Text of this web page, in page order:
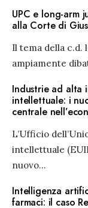
UPC e long-arm
alla Corte di
Il tema della c.d.
ampiamente
Industrie ad alta
intellettuale: i
centrale
L’Ufficio
intellettuale
nuovo...
Intelligenza
farmaci: il caso